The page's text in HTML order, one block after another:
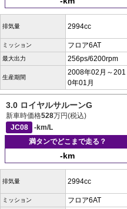
排気量 2994cc
ミッション フロア6AT
最大出力 256ps/6200rpm
生産期間
2008年02月～201
0年01月
3.0 ロイヤルサルーンG
新車時価格528万円(税込)
JC08
-km/L
満タンでどこまで走る？
-km
排気量 2994cc
ミッション フロア6AT